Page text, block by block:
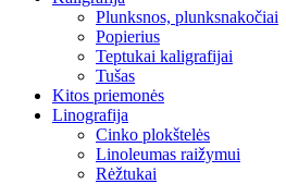
Plunksnos, plunksnakočiai
Popierius
Teptukai kaligrafijai
Tušas
Kitos priemonės
Linografija
Cinko plokštelės
Linoleumas raižymui
Rėžtukai